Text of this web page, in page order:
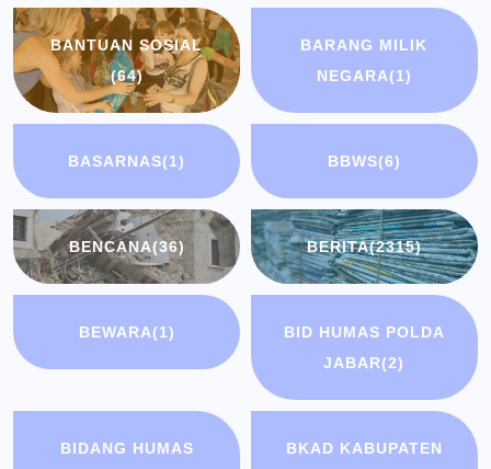
BANTUAN SOSIAL
(64)
BARANG MILIK
NEGARA(1)
BASARNAS(1) BBWS(6)
BENCANA(36) BERITA(2315)
BEWARA(1)
BID HUMAS POLDA
JABAR(2)
BIDANG HUMAS
BKAD KABUPATEN